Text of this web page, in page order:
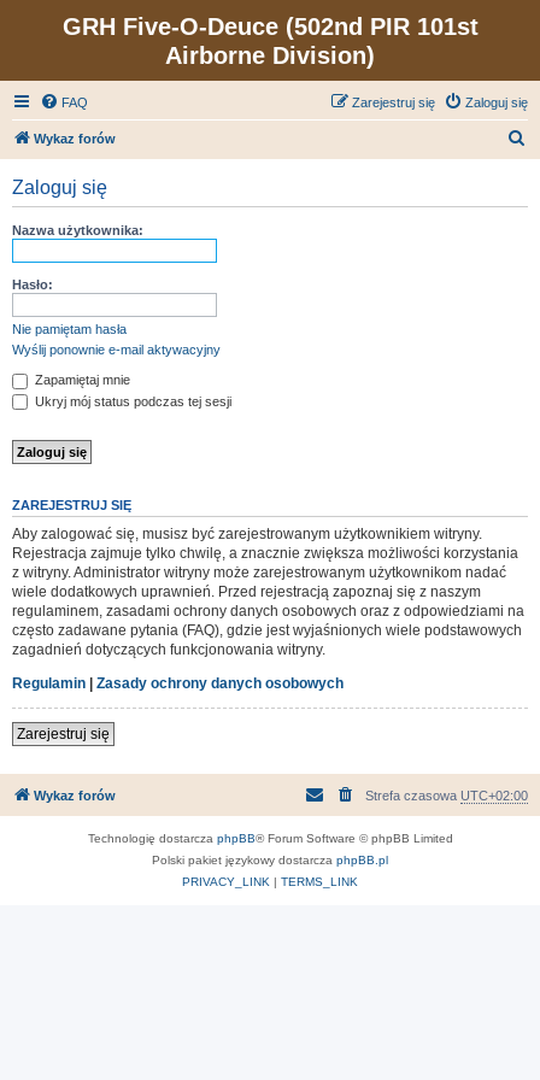
GRH Five-O-Deuce (502nd PIR 101st
Airborne Division)
FAQ Zaloguj się
Zarejestruj się
Wykaz forów
Zaloguj się
Nazwa użytkownika:
Hasło:
Nie pamiętam hasła
Wyślij ponownie e-mail aktywacyjny
Zapamiętaj mnie
Ukryj mój status podczas tej sesji
ZAREJESTRUJ SIĘ
Aby zalogować się, musisz być zarejestrowanym użytkownikiem witryny.
Rejestracja zajmuje tylko chwilę, a znacznie zwiększa możliwości korzystania
z witryny. Administrator witryny może zarejestrowanym użytkownikom nadać
wiele dodatkowych uprawnień. Przed rejestracją zapoznaj się z naszym
regulaminem, zasadami ochrony danych osobowych oraz z odpowiedziami na
często zadawane pytania (FAQ), gdzie jest wyjaśnionych wiele podstawowych
zagadnień dotyczących funkcjonowania witryny.
Regulamin | Zasady ochrony danych osobowych
Zarejestruj się
Wykaz forów Strefa czasowa UTC+02:00
Technologię dostarcza phpBB® Forum Software © phpBB Limited
Polski pakiet językowy dostarcza phpBB.pl
PRIVACY_LINK | TERMS_LINK